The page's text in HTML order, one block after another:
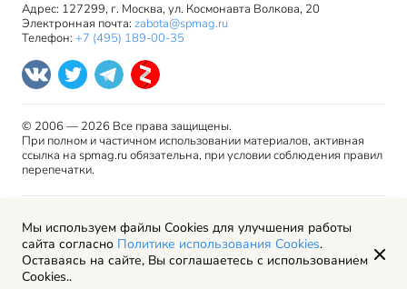
Адрес: 127299, г. Москва, ул. Космонавта Волкова, 20
Электронная почта: zabota@spmag.ru
Телефон: +7 (495) 189-00-35
© 2006 — 2026 Все права защищены.
При полном и частичном использовании материалов, активная
ссылка на spmag.ru обязательна, при условии соблюдения правил
перепечатки.
Правила использования материалов сайта и авторские
права
Пользовательское соглашение
Политика обработки персональных данных
Рекламодателям
Мы используем файлы Cookies для улучшения работы
сайта согласно Политике использования Cookies.
Оставаясь на сайте, Вы соглашаетесь с использованием
Cookies..